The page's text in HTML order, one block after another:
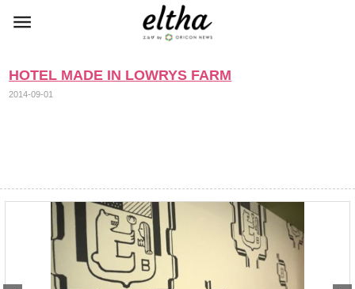
HOTEL MADE IN LOWRYS FARM
2014-09-01